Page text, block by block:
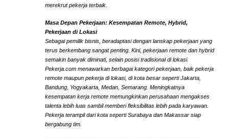
merekrut pekerja terbaik.
Masa Depan Pekerjaan: Kesempatan Remote, Hybrid,
Pekerjaan di Lokasi
Sebagai pemilik bisnis, beradaptasi dengan lanskap pekerjaan yang
terus berkembang sangat penting. Kini, pekerjaan remote dan hybrid
semakin banyak diminati, selain posisi tradisional di lokasi.
Pekerja.com menawarkan berbagai kategori pekerjaan, baik pekerja
remote maupun pekerja di lokasi, di kota besar seperti Jakarta,
Bandung, Yogyakarta, Medan, Semarang. Meningkatnya
kesempatan kerja remote memungkinkan perusahaan mengakses
talenta lebih luas sambil memberi fleksibilitas lebih pada karyawan.
Pekerja terampil dari kota seperti Surabaya dan Makassar siap
bergabung tim.